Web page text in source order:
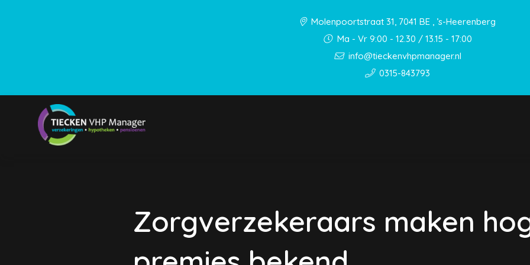
Molenpoortstraat 31, 7041 BE , ’s-Heerenberg
Ma - Vr 9:00 - 12.30 / 13.15 - 17:00
info@tieckenvhpmanager.nl
0315-843793
Zorgverzekeraars maken